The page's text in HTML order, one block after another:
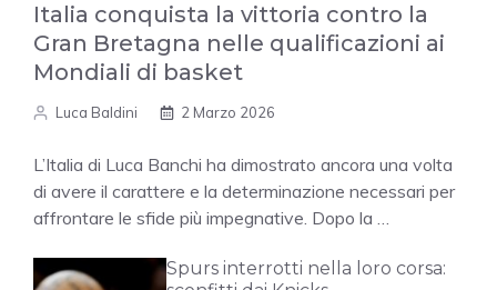
Italia conquista la vittoria contro la
Gran Bretagna nelle qualificazioni ai
Mondiali di basket
Luca Baldini 2 Marzo 2026
L’Italia di Luca Banchi ha dimostrato ancora una volta
di avere il carattere e la determinazione necessari per
affrontare le sfide più impegnative. Dopo la …
Spurs interrotti nella loro corsa: